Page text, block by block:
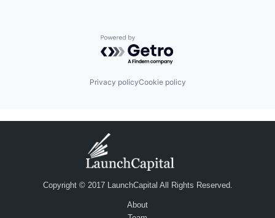
Powered by Getro.com
Privacy policyCookie policy
Copyright © 2017 LaunchCapital All Rights Reserved.
About